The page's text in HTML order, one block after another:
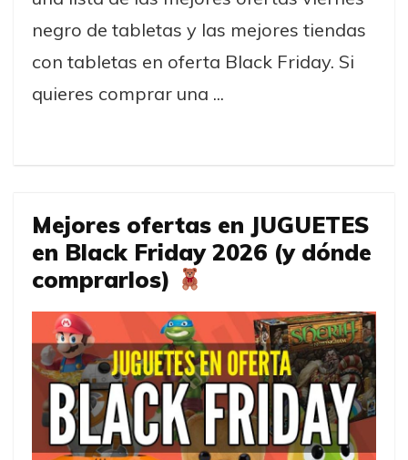
negro de tabletas y las mejores tiendas
con tabletas en oferta Black Friday. Si
quieres comprar una ...
Mejores ofertas en JUGUETES
en Black Friday 2026 (y dónde
comprarlos)